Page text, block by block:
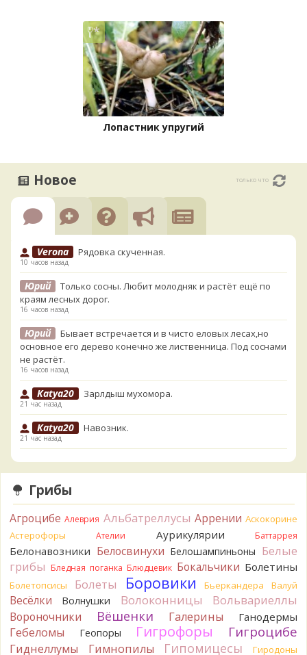
Лопастник упругий
Новое только что
Verona Рядовка скученная.
10 часов назад
Юрий
Только сосны. Любит молодняк и растёт ещё по
краям лесных дорог.
16 часов назад
Юрий
Бывает встречается и в чисто еловых лесах,но
основное его дерево конечно же лиственница. Под соснами
не растёт.
16 часов назад
Katya20 Зарлдыш мухомора.
21 час назад
Katya20 Навозник.
21 час назад
Verona Скорее всего он.
1 день назад
Verona
1 день назад
Verona
Рядовка мыльная, судя по пластинкам.
Правильно сделали, что не взяли.
1 день назад
BorisM Подгруздок чёрный, или близкие виды
1 день назад
BorisM Сдаётся мне, на земле и в руке - разные грибы.
1 день назад
Грибы
Агроцибе Алеврия Альбатреллусы Аррении Аскокорине
Астерофоры
Ателии Аурикулярии Баттаррея
Белонавозники Белосвинухи Белошампиньоны Белые
грибы Бледная поганка Блюдцевик Бокальчики Болетины
Болетопсисы Болеты Боровики Бьеркандера Валуй
Весёлки Волнушки Волоконницы Вольвариеллы
Вороночники Вёшенки Галерины Ганодермы
Гебеломы Геопоры Гигрофоры Гигроцибе
Гиднеллумы Гимнопилы Гипомицесы Гиродоны